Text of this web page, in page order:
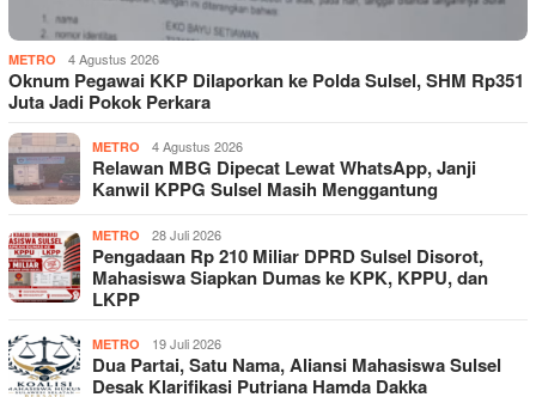
METRO 4 Agustus 2026
Oknum Pegawai KKP Dilaporkan ke Polda Sulsel, SHM Rp351
Juta Jadi Pokok Perkara
METRO 4 Agustus 2026
Relawan MBG Dipecat Lewat WhatsApp, Janji
Kanwil KPPG Sulsel Masih Menggantung
METRO 28 Juli 2026
Pengadaan Rp 210 Miliar DPRD Sulsel Disorot,
Mahasiswa Siapkan Dumas ke KPK, KPPU, dan
LKPP
METRO 19 Juli 2026
Dua Partai, Satu Nama, Aliansi Mahasiswa Sulsel
Desak Klarifikasi Putriana Hamda Dakka